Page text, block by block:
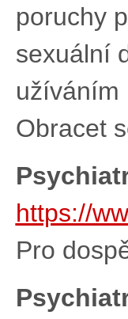
poruchy
sexuální
užíváním
Obracet
https://
Pro